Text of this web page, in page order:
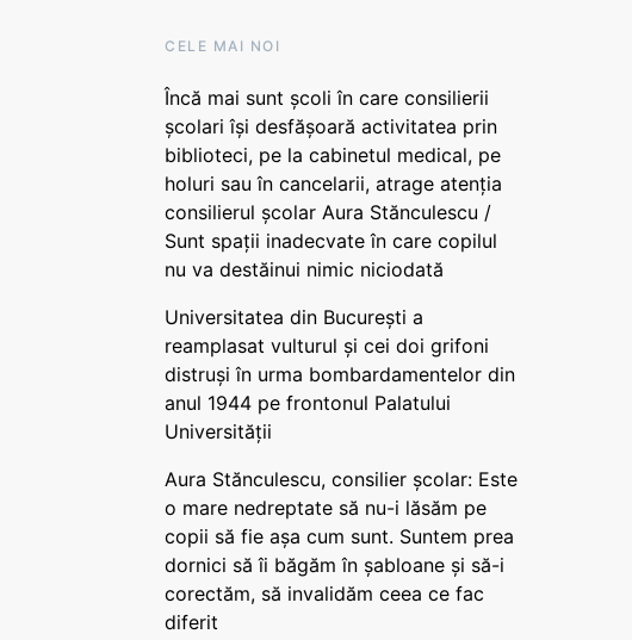
CELE MAI NOI
Încă mai sunt școli în care consilierii
școlari își desfășoară activitatea prin
biblioteci, pe la cabinetul medical, pe
holuri sau în cancelarii, atrage atenția
consilierul școlar Aura Stănculescu /
Sunt spații inadecvate în care copilul
nu va destăinui nimic niciodată
Universitatea din București a
reamplasat vulturul și cei doi grifoni
distruși în urma bombardamentelor din
anul 1944 pe frontonul Palatului
Universității
Aura Stănculescu, consilier școlar: Este
o mare nedreptate să nu-i lăsăm pe
copii să fie așa cum sunt. Suntem prea
dornici să îi băgăm în șabloane și să-i
corectăm, să invalidăm ceea ce fac
diferit